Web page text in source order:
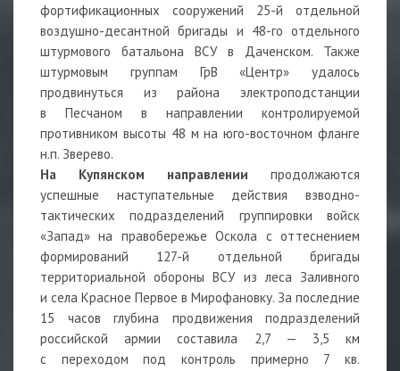
фортификационных сооружений 25-й отдельной
воздушно-десантной бригады и 48-го отдельного
штурмового батальона ВСУ в Даченском. Также
штурмовым группам ГрВ «Центр» удалось
продвинуться из района электроподстанции
в Песчаном в направлении контролируемой
противником высоты 48 м на юго-восточном фланге
н.п. Зверево.
На Купянском направлении
продолжаются
успешные наступательные действия взводно-
тактических подразделений группировки войск
«Запад» на правобережье Оскола с оттеснением
формирований 127-й отдельной бригады
территориальной обороны ВСУ из леса Заливного
и села Красное Первое в Мирофановку. За последние
15 часов глубина продвижения подразделений
российской армии составила 2,7 — 3,5 км
с переходом под контроль примерно 7 кв.